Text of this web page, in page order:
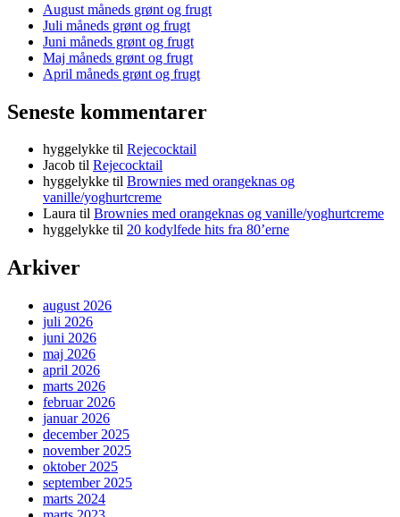
August måneds grønt og frugt
Juli måneds grønt og frugt
Juni måneds grønt og frugt
Maj måneds grønt og frugt
April måneds grønt og frugt
Seneste kommentarer
hyggelykke til Rejecocktail
Jacob til Rejecocktail
hyggelykke til Brownies med orangeknas og
vanille/yoghurtcreme
Laura til Brownies med orangeknas og vanille/yoghurtcreme
hyggelykke til 20 kodylfede hits fra 80’erne
Arkiver
august 2026
juli 2026
juni 2026
maj 2026
april 2026
marts 2026
februar 2026
januar 2026
december 2025
november 2025
oktober 2025
september 2025
marts 2024